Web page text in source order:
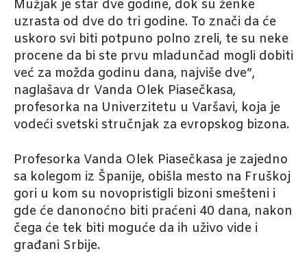
Mužjak je star dve godine, dok su ženke
uzrasta od dve do tri godine. To znači da će
uskoro svi biti potpuno polno zreli, te su neke
procene da bi ste prvu mladunčad mogli dobiti
već za možda godinu dana, najviše dve“,
naglašava dr Vanda Olek Piasečkasa,
profesorka na Univerzitetu u Varšavi, koja je
vodeći svetski stručnjak za evropskog bizona.
Profesorka Vanda Olek Piasečkasa je zajedno
sa kolegom iz Španije, obišla mesto na Fruškoj
gori u kom su novopristigli bizoni smešteni i
gde će danonoćno biti praćeni 40 dana, nakon
čega će tek biti moguće da ih uživo vide i
građani Srbije.